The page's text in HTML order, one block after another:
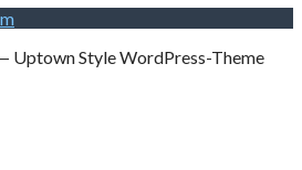
Uptown Style WordPress-Theme